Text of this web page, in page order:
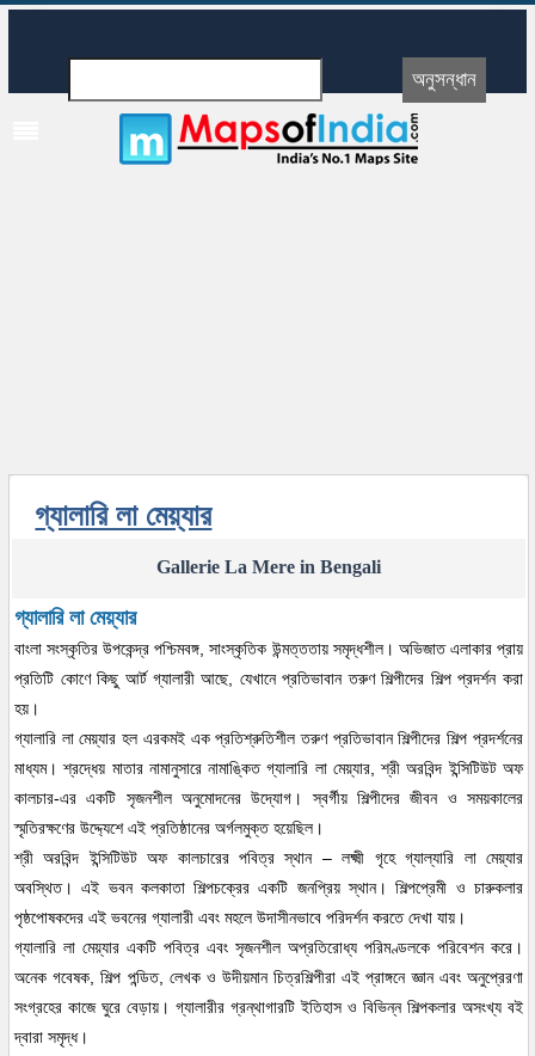
গ্যালারি লা মেয়্যার
Gallerie La Mere in Bengali
গ্যালারি লা মেয়্যার
বাংলা সংস্কৃতির উপকেন্দ্র পশ্চিমবঙ্গ, সাংস্কৃতিক উন্মত্ততায় সমৃদ্ধশীল। অভিজাত এলাকার প্রায়
প্রতিটি কোণে কিছু আর্ট গ্যালারী আছে, যেখানে প্রতিভাবান তরুণ শিল্পীদের শিল্প প্রদর্শন করা
হয়।
গ্যালারি লা মেয়্যার হল এরকমই এক প্রতিশ্রুতিশীল তরুণ প্রতিভাবান শিল্পীদের শিল্প প্রদর্শনের
মাধ্যম। শ্রদ্ধেয় মাতার নামানুসারে নামাঙ্কিত গ্যালারি লা মেয়্যার, শ্রী অরবিন্দ ইন্সিটিউট অফ
কালচার-এর একটি সৃজনশীল অনুমোদনের উদ্যোগ। স্বর্গীয় শিল্পীদের জীবন ও সময়কালের
স্মৃতিরক্ষণের উদ্দ্যেশে এই প্রতিষ্ঠানের অর্গলমুক্ত হয়েছিল।
শ্রী অরবিন্দ ইন্সিটিউট অফ কালচারের পবিত্র স্থান – লক্ষ্মী গৃহে গ্যাল্যারি লা মেয়্যার
অবস্থিত। এই ভবন কলকাতা শিল্পচক্রের একটি জনপ্রিয় স্থান। শিল্পপ্রেমী ও চারুকলার
পৃষ্ঠপোষকদের এই ভবনের গ্যালারী এবং মহলে উদাসীনভাবে পরিদর্শন করতে দেখা যায়।
গ্যালারি লা মেয়্যার একটি পবিত্র এবং সৃজনশীল অপ্রতিরোধ্য পরিমণ্ডলকে পরিবেশন করে।
অনেক গবেষক, শিল্প পন্ডিত, লেখক ও উদীয়মান চিত্রশিল্পীরা এই প্রাঙ্গনে জ্ঞান এবং অনুপ্রেরণা
সংগ্রহের কাজে ঘুরে বেড়ায়। গ্যালারীর গ্রন্থাগারটি ইতিহাস ও বিভিন্ন শিল্পকলার অসংখ্য বই
দ্বারা সমৃদ্ধ।